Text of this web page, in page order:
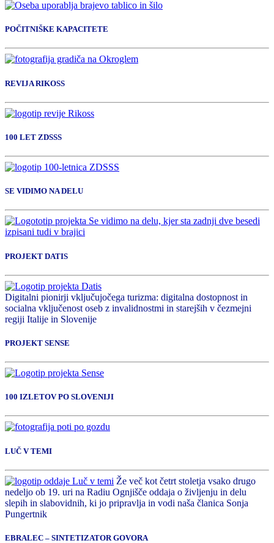
POČITNIŠKE KAPACITETE
REVIJA RIKOSS
100 LET ZDSSS
SE VIDIMO NA DELU
PROJEKT DATIS
Digitalni pionirji vključujočega turizma: digitalna dostopnost in
socialna vključenost oseb z invalidnostmi in starejših v čezmejni
regiji Italije in Slovenije
PROJEKT SENSE
100 IZLETOV PO SLOVENIJI
LUČ V TEMI
Že več kot četrt stoletja vsako drugo
nedeljo ob 19. uri na Radiu Ognjišče oddaja o življenju in delu
slepih in slabovidnih, ki jo pripravlja in vodi naša članica Sonja
Pungertnik
EBRALEC – SINTETIZATOR GOVORA